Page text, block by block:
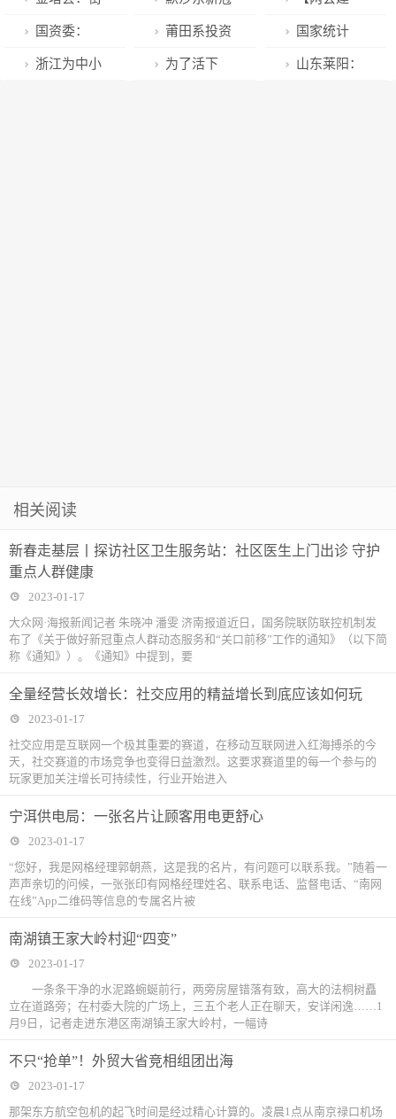
所需”！银行细
致服务获锦旗
示：理性消费
注重安全
啬与员工分享
战果，2022年
头烟火气升
腾，消费市场
药开售，售价
低于辉瑞！代
言】河南数字
化转型路在何
国资委：
2022年中央企
莆田系投资
研发CAR-T，
国家统计
局：2022年居
浙江为中小 为了活下 山东莱阳：
相关阅读
新春走基层丨探访社区卫生服务站：社区医生上门出诊 守护
重点人群健康
2023-01-17
大众网·海报新闻记者 朱晓冲 潘雯 济南报道近日，国务院联防联控机制发
布了《关于做好新冠重点人群动态服务和“关口前移”工作的通知》（以下简
称《通知》）。《通知》中提到，要
全量经营长效增长：社交应用的精益增长到底应该如何玩
2023-01-17
社交应用是互联网一个极其重要的赛道，在移动互联网进入红海搏杀的今
天，社交赛道的市场竞争也变得日益激烈。这要求赛道里的每一个参与的
玩家更加关注增长可持续性，行业开始进入
宁洱供电局：一张名片让顾客用电更舒心
2023-01-17
“您好，我是网格经理郭朝燕，这是我的名片，有问题可以联系我。”随着一
声声亲切的问候，一张张印有网格经理姓名、联系电话、监督电话、“南网
在线”App二维码等信息的专属名片被
南湖镇王家大岭村迎“四变”
2023-01-17
一条条干净的水泥路蜿蜒前行，两旁房屋错落有致，高大的法桐树矗
立在道路旁；在村委大院的广场上，三五个老人正在聊天，安详闲逸……1
月9日，记者走进东港区南湖镇王家大岭村，一幅诗
不只“抢单”！外贸大省竞相组团出海
2023-01-17
那架东方航空包机的起飞时间是经过精心计算的。凌晨1点从南京禄口机场